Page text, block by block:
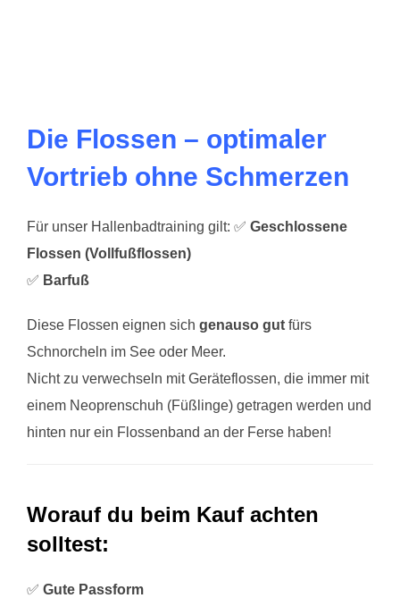
Die Flossen – optimaler
Vortrieb ohne Schmerzen
Für unser Hallenbadtraining gilt: ✅ Geschlossene
Flossen (Vollfußflossen)
✅ Barfuß
Diese Flossen eignen sich genauso gut fürs
Schnorcheln im See oder Meer.
Nicht zu verwechseln mit Geräteflossen, die immer mit
einem Neoprenschuh (Füßlinge) getragen werden und
hinten nur ein Flossenband an der Ferse haben!
Worauf du beim Kauf achten
solltest:
✅ Gute Passform